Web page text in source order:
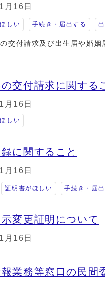
月16日
しい 手続き・届出する
交付請求及び出生届や婚
交付請求に関する
月16日
しい
に関すること
月16日
証明書がほしい 手続き・届
変更証明について
月16日
業務等窓口の民間